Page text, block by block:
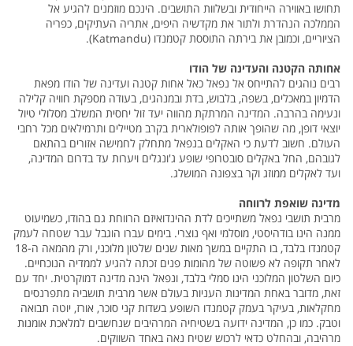
תחושו באווירה הייחודית ובשלוות התושבים. הינכם מוזמנים להגיע אל
הממלכה הנהדרת ולתור את מקדשיה היפים, אתריה העתיקים, כפריה
הציוריים, וכמובן את בירתה התוססת קטמנדו (Katmandu).
אחותה הקטנה והעדינה של הודו
רבים נוהגים להתייחס אל נפאל כאל אחות קטנה ועדינה של הודו מפאת
הדמיון במאכלים, בשפה, בלבוש, בדת ובמנהגים, בעודה מספקת חוויה קלילה
ונעימה בהרבה. המדינה המרתקת מהווה יעד זול יחסית המשלב מסלולי טיול
יוצאי דופן, מה שהופך אותה לפופולארית בקרב מטיילים ותרמילאים מכל רחבי
העולם. חשוב לדעת כי האקלים בנפאל מתחלק לחמישה אזורים בהתאם
לגובהם, החל באקלים סובטרופי שופע ג'ונגלים ויערות עד בדרום המדינה,
ועד לאקלים ממוזג וקר בצפונה המושלג.
מדינה שואפת לרווחה
מרבית תושבי נפאל משתייכים לדת ההינדואיזם הרווחת גם בהודו, כשמיעוט
ממנה הינו בודהיסטי, מוסלמי ואף נוצרי. בימים עברו הוגבל עבר שטחה לעמק
קטמנדו בלבד, בו התקיים במשך מאות שנים שלטון מלוכני, ורק מהמאה ה-18
לאחר תקופה לא פשוטה של מהומות פנים זכתה להגיע לממדיה הנוכחיים.
כיום השלטון המלוכני הינו סמלי בלבד, ונפאל הינה מדינה דמוקרטית. יחד עם
זאת, מדובר באחת המדינות העניות בעולם אשר מרבית תושביה מתפרנסים
מחקלאות, בעיקר בעמק קטמנדו השופע בשדות קני סוכר, אורז, יוטה תבואה
וטבק. כמו כן, המדינה ידועה בשטיחיה המרהיבים שנחשבים למלאכת אומנות
מרהיבה, ובהחלט כדאי לרכוש שטיח נאה באחד השווקים.